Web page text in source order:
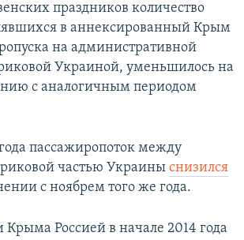
праздников количество
в аннексированный Крым
на административной
Украиной, уменьшилось на
с аналогичным периодом
пассажиропоток между
частью Украины снизился
с ноябрем того же года.
Крыма Россией в начале 2014 года